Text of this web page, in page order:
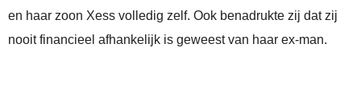
en haar zoon Xess volledig zelf. Ook benadrukte zij dat zij
nooit financieel afhankelijk is geweest van haar ex-man.